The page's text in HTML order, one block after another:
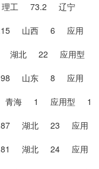
理工 73.2 辽宁
山西 6 应用
湖北 22 应用型
山东 8 应用
青海 1 应用型 1
湖北 23 应用
湖北 24 应用